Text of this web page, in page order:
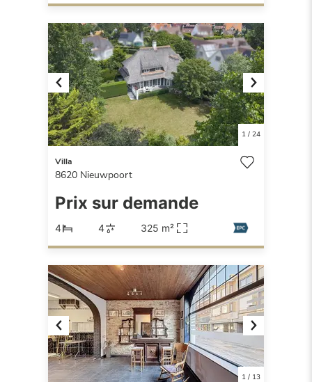
Previous Next
1/ 24
Villa
8620 Nieuwpoort
Prix sur demande
4 4 325 m²
Previous Next
1/ 13